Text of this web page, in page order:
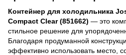
Контейнер для холодильника
Compact Clear (851662) — это
стильное решение для
Благодаря продуманной
эффективно использовать место,